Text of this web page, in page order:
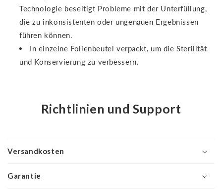
Technologie beseitigt Probleme mit der Unterfüllung,
die zu inkonsistenten oder ungenauen Ergebnissen
führen können.
In einzelne Folienbeutel verpackt, um die Sterilität
und Konservierung zu verbessern.
Richtlinien und Support
Versandkosten
Garantie